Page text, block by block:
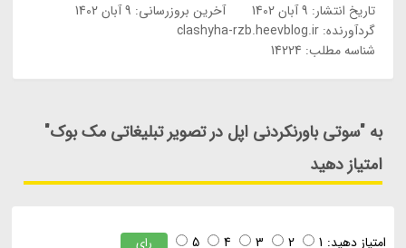
تاریخ انتشار: 9 آبان 1402 آخرین بروزرسانی: 9 آبان 1402
گردآورنده:clashyha-rzb.heevblog.ir
شناسه مطلب: 14224
به "سوتی باورنکردنی اپل در تصویر تبلیغاتی مک بوک"
امتیاز دهید
امتیاز دهید: 1
2
3
4
5 رای